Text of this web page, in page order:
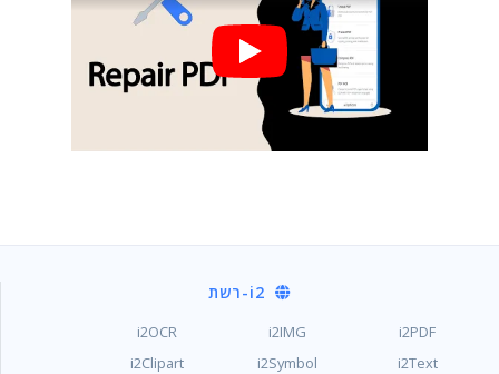
i2-רשת
i2PDF
i2IMG
i2OCR
i2Text
i2Symbol
i2Clipart